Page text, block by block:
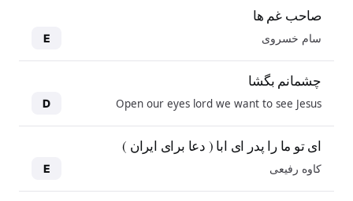
صاحب غم ها
سام خسروی E
چشمانم بگشا
Open our eyes lord we want to see Jesus
D
ای تو ما را پدر ای ابا ( دعا برای ایران )
کاوه رفیعی E